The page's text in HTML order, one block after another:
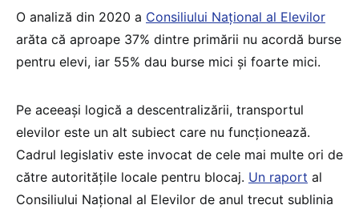
O analiză din 2020 a Consiliului Național al Elevilor
arăta că aproape 37% dintre primării nu acordă burse
pentru elevi, iar 55% dau burse mici și foarte mici.
Pe aceeași logică a descentralizării, transportul
elevilor este un alt subiect care nu funcționează.
Cadrul legislativ este invocat de cele mai multe ori de
către autoritățile locale pentru blocaj. Un raport al
Consiliului Național al Elevilor de anul trecut sublinia